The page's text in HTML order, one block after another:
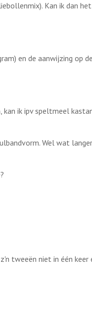
Kan ik dan
en de aanwijzing
ik ipv speltmeel
Wel wat
tweeën niet in één keer